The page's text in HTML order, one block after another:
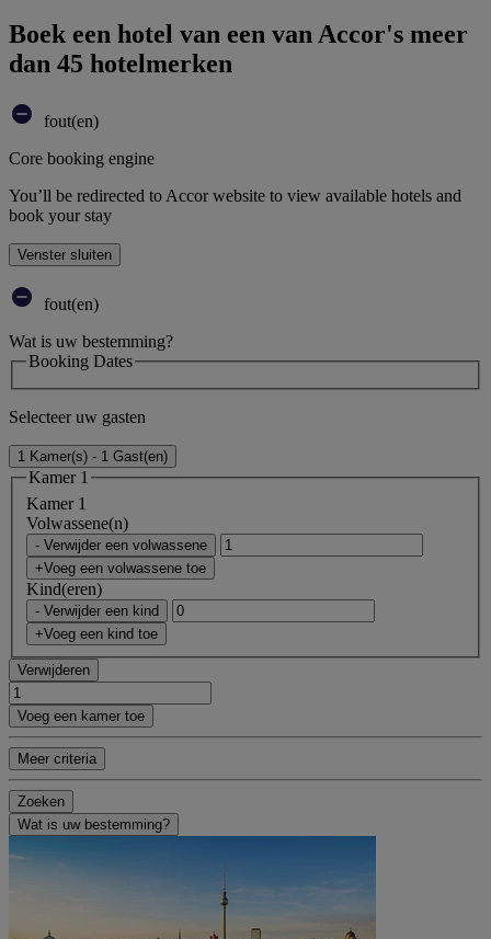
Boek een hotel van een van Accor's meer
dan 45 hotelmerken
fout(en)
Core booking engine
You’ll be redirected to Accor website to view available hotels and
book your stay
Venster sluiten
fout(en)
Wat is uw bestemming?
Booking Dates
Selecteer uw gasten
1 Kamer(s) - 1 Gast(en)
Kamer 1
Kamer 1
Volwassene(n)
- Verwijder een volwassene
+Voeg een volwassene toe
Kind(eren)
- Verwijder een kind
+Voeg een kind toe
Verwijderen
Voeg een kamer toe
Meer criteria
Zoeken
Wat is uw bestemming?